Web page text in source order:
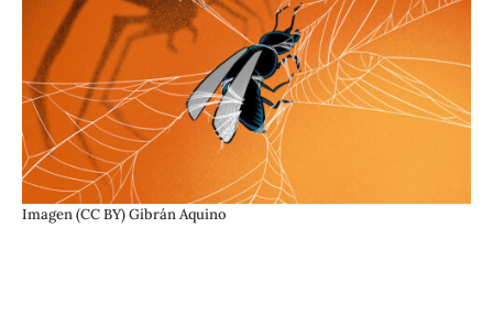
Imagen (CC BY) Gibrán Aquino